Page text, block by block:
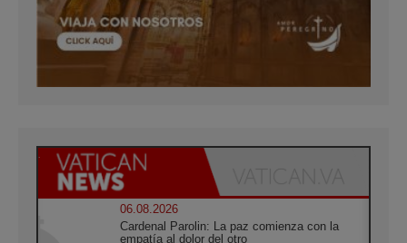
06.08.2026
Cardenal Parolin: La paz comienza con la
empatía al dolor del otro